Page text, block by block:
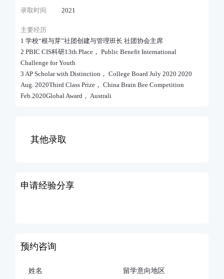
录取时间 2021
主要经历
1 学校“根与芽”社团创建与管理班长 社团协会主席
2 PBIC CIS科研13th Place， Public Benefit International
Challenge for Youth
3 AP Scholar with Distinction， College Board July 2020 2020
Aug. 2020Third Class Prize， China Brain Bee Competition
Feb.2020Global Award， Australi
其他录取
申请经验分享
预约咨询
姓名 留学意向地区